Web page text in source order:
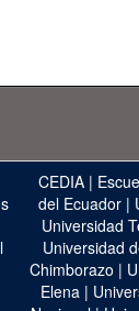
CEDIA |
del Ecuador|
Universidad
Universidad
Chimborazo |
Elena |